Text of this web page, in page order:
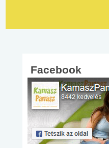
Facebook